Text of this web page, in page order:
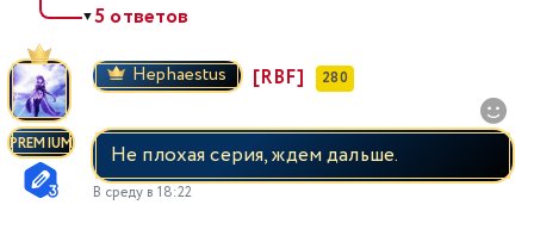
▼5 ответов
PREMIUM
Hephaestus [RBF] 280
Не плохая серия, ждем дальше.
В среду в 18:22